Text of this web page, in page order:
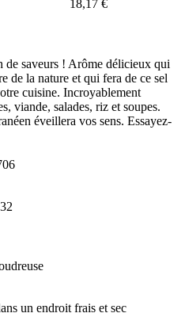
18,17 €
de saveurs ! Arôme délicieux qui
de la nature et qui fera de ce sel
cuisine. Incroyablement
viande, salades, riz et soupes.
éveillera vos sens. Essayez-
un endroit frais et sec